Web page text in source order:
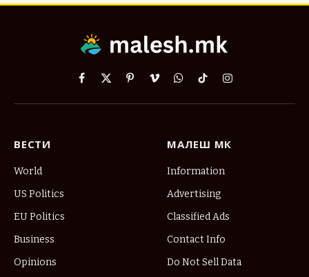
Facebook
X
PinterestVimeoWhatsApp
TikTokInstagram
ВЕСТИ
World
US Politics
EU Politics
Business
Opinions
МАЛЕШ МК
Information
Advertising
Classified Ads
Contact Info
Do Not Sell Data